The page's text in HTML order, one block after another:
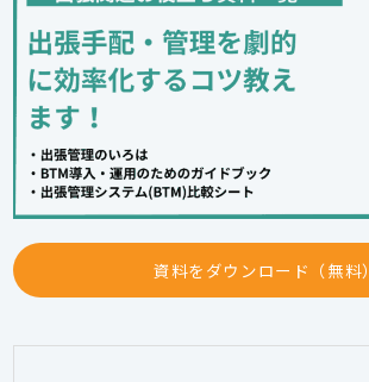
資料をダウンロード（無料）